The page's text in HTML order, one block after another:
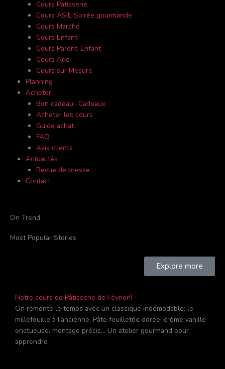
Cours Patisserie
Cours ASIE Soirée gourmande
Cours Marché
Cours Enfant
Cours Parent-Enfant
Cours Ado
Cours sur Mesure
Planning
Acheter
Bon cadeau -Cadeaux
Acheter les cours
Guide achat
FAQ
Avis clients
Actualités
Revue de presse
Contact
On Trend
Most Popular Stories
Explore more
Notre cours de Pâtisserie de Février!!
On remonte le temps avec un classique indémodable: le
millefeuille à l’ancienne. Pâte feuilletée dorée, crème vanille
onctueuse, montage précis… Un atelier gourmand pour
apprendre